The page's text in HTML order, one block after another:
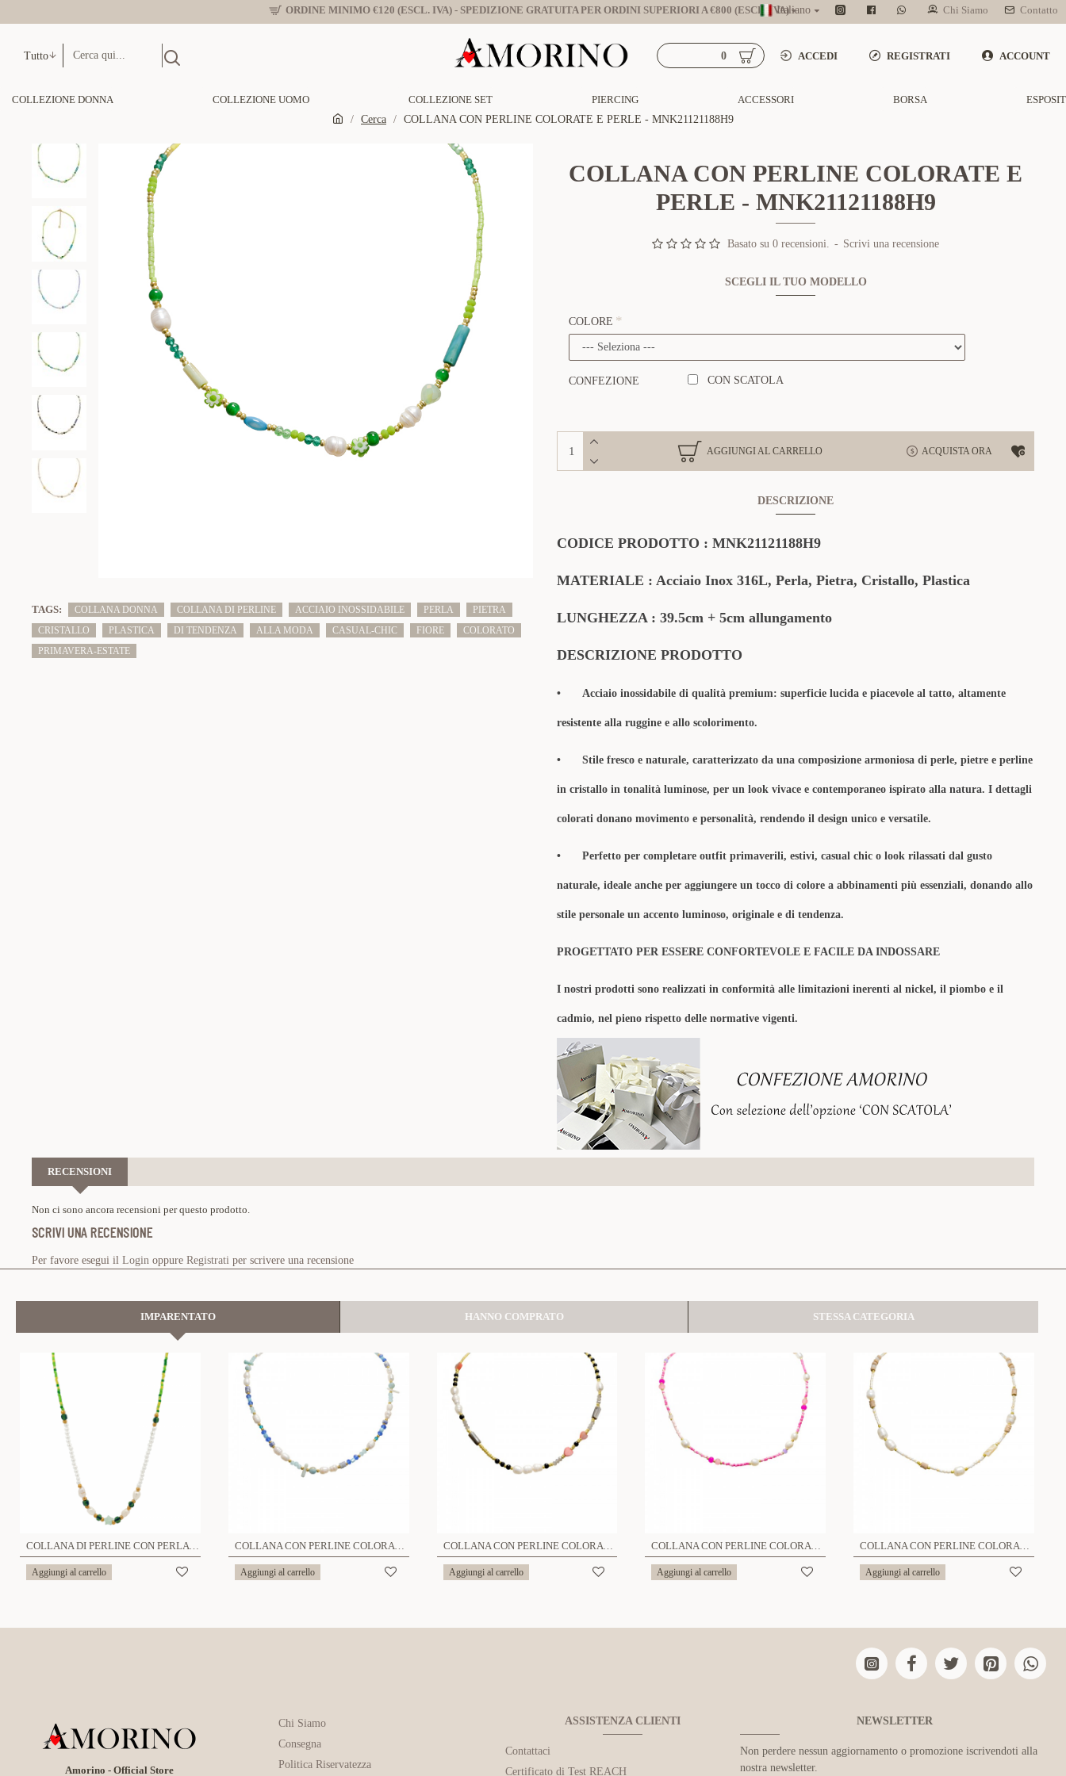
ORDINE MINIMO €120 (ESCL. IVA) - SPEDIZIONE GRATUITA PER ORDINI SUPERIORI A €800 (ESCL. IVA)Italiano Chi Siamo Contatto
Tutto ACCEDI REGISTRATI ACCOUNT
0
COLLEZIONE DONNA COLLEZIONE UOMO COLLEZIONE SET PIERCING ACCESSORI BORSA
Cerca
COLLANA CON PERLINE COLORATE E PERLE - MNK21121188H9
TAGS: COLLANA DONNA COLLANA DI PERLINE ACCIAIO INOSSIDABILE PERLA
PIETRA
CRISTALLO
PLASTICA DI TENDENZA ALLA MODA CASUAL-CHIC FIORE
COLORATO
PRIMAVERA-ESTATE
COLLANA CON PERLINE COLORATE E
PERLE - MNK21121188H9
Basato su 0 recensioni. - Scrivi una recensione
SCEGLI IL TUO MODELLO
COLORE
CONFEZIONE CON SCATOLA
AGGIUNGI AL CARRELLO ACQUISTA ORA
DESCRIZIONE
CODICE PRODOTTO : MNK21121188H9
MATERIALE : Acciaio Inox 316L, Perla, Pietra, Cristallo, Plastica
LUNGHEZZA : 39.5cm + 5cm allungamento
DESCRIZIONE PRODOTTO
• Acciaio inossidabile di qualità premium: superficie lucida e piacevole al tatto, altamente
resistente alla ruggine e allo scolorimento.
• Stile fresco e naturale, caratterizzato da una composizione armoniosa di perle, pietre e perline
in cristallo in tonalità luminose, per un look vivace e contemporaneo ispirato alla natura. I dettagli
colorati donano movimento e personalità, rendendo il design unico e versatile.
• Perfetto per completare outfit primaverili, estivi, casual chic o look rilassati dal gusto
naturale, ideale anche per aggiungere un tocco di colore a abbinamenti più essenziali, donando allo
stile personale un accento luminoso, originale e di tendenza.
PROGETTATO PER ESSERE CONFORTEVOLE E FACILE DA INDOSSARE
I nostri prodotti sono realizzati in conformità alle limitazioni inerenti al nickel, il piombo e il
cadmio, nel pieno rispetto delle normative vigenti.
RECENSIONI
Non ci sono ancora recensioni per questo prodotto.
SCRIVI UNA RECENSIONE
Per favore esegui il Login oppure Registrati per scrivere una recensione
IMPARENTATO HANNO COMPRATO STESSA CATEGORIA
COLLANA DI PERLINE CON PERLA E STELLA - MNK21121172G76
Aggiungi al carrello
COLLANA CON PERLINE COLORATE E PERLE - MNK21121196H14
Aggiungi al carrello
COLLANA CON PERLINE COLORATE E PERLE CON DETTAGLI A CUORE - MNK211211104H1
Aggiungi al carrello
COLLANA CON PERLINE COLORATE E PERLE - MNK21121180H4
Aggiungi al carrello
COLLANA CON PERLINE COLORATE E PERLE - MNK21121196G86
Aggiungi al carrello
Amorino - Official Store
Chi Siamo
Consegna
Politica Riservatezza
ASSISTENZA CLIENTI
Contattaci
Certificato di Test REACH
NEWSLETTER
Non perdere nessun aggiornamento o promozione iscrivendoti alla
nostra newsletter.